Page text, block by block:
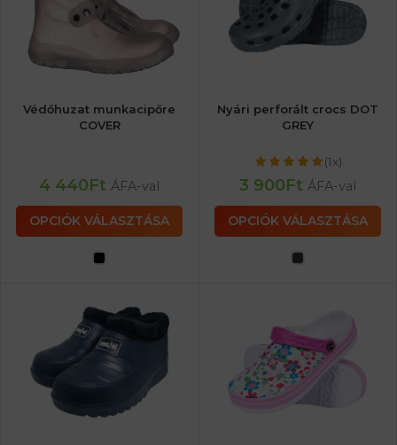
Védőhuzat munkacipőre
COVER
4 440Ft ÁFA-val
OPCIÓK VÁLASZTÁSA
Nyári perforált crocs DOT
GREY
(1x)
3 900Ft ÁFA-val
OPCIÓK VÁLASZTÁSA